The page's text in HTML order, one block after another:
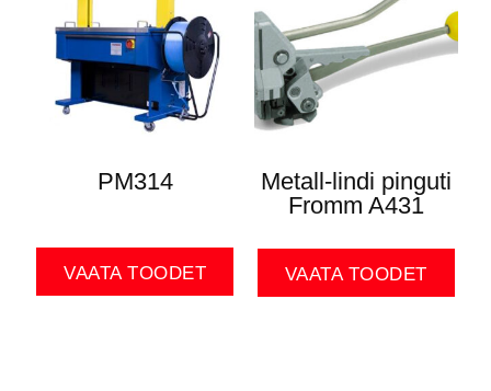
PM314
VAATA TOODET
Metall-lindi pinguti
Fromm A431
VAATA TOODET